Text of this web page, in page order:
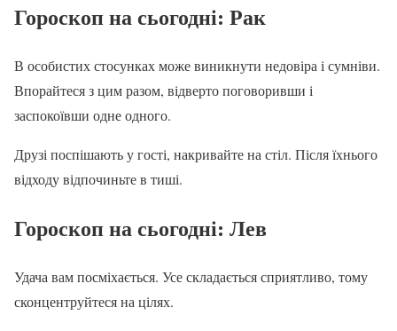
Гороскоп на сьогодні: Рак
В особистих стосунках може виникнути недовіра і сумніви.
Впорайтеся з цим разом, відверто поговоривши і
заспокоївши одне одного.
Друзі поспішають у гості, накривайте на стіл. Після їхнього
відходу відпочиньте в тиші.
Гороскоп на сьогодні: Лев
Удача вам посміхається. Усе складається сприятливо, тому
сконцентруйтеся на цілях.